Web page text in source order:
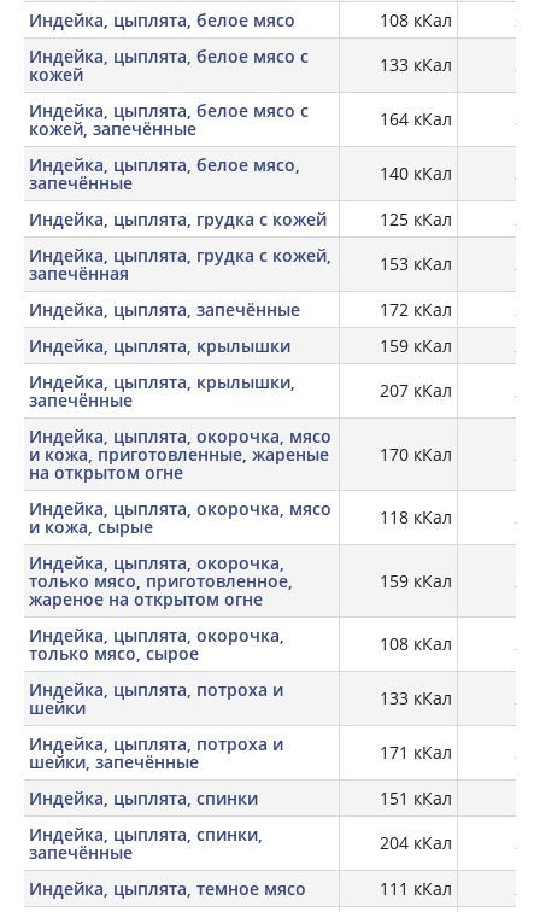
Индейка, цыплята, белое мясо 108 кКал
Индейка, цыплята, белое мясо с
кожей 133 кКал
Индейка, цыплята, белое мясо с
кожей, запечённые 164 кКал
Индейка, цыплята, белое мясо,
запечённые 140 кКал
Индейка, цыплята, грудка с кожей
125 кКал
Индейка, цыплята, грудка с кожей,
запечённая 153 кКал
Индейка, цыплята, запечённые
172 кКал
Индейка, цыплята, крылышки
159 кКал
Индейка, цыплята, крылышки,
запечённые 207 кКал
Индейка, цыплята, окорочка, мясо
и кожа, приготовленные, жареные
на открытом огне
170 кКал
Индейка, цыплята, окорочка, мясо
и кожа, сырые 118 кКал
Индейка, цыплята, окорочка,
только мясо, приготовленное,
жареное на открытом огне
159 кКал
Индейка, цыплята, окорочка,
только мясо, сырое 108 кКал
Индейка, цыплята, потроха и
шейки 133 кКал
Индейка, цыплята, потроха и
шейки, запечённые 171 кКал
Индейка, цыплята, спинки
151 кКал
Индейка, цыплята, спинки,
запечённые 204 кКал
Индейка, цыплята, темное мясо
111 кКал